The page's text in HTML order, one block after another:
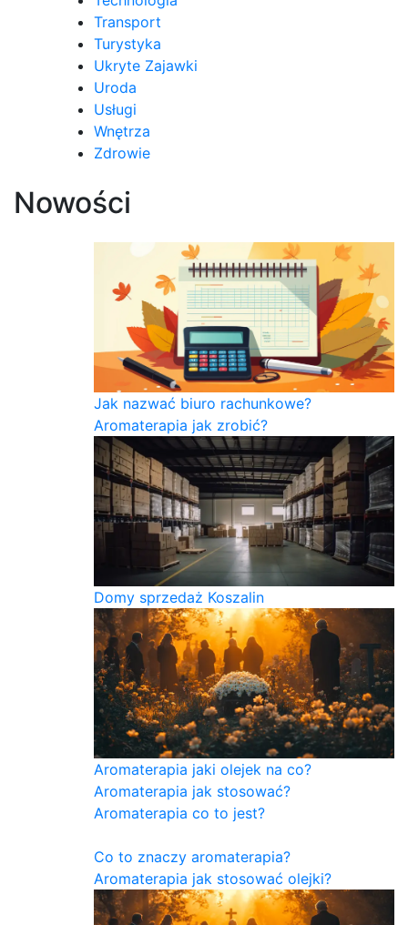
Transport
Turystyka
Ukryte Zajawki
Uroda
Usługi
Wnętrza
Zdrowie
Nowości
Jak nazwać biuro rachunkowe?
Aromaterapia jak zrobić?
Domy sprzedaż Koszalin
Aromaterapia jaki olejek na co?
Aromaterapia jak stosować?
Aromaterapia co to jest?
Co to znaczy aromaterapia?
Aromaterapia jak stosować olejki?